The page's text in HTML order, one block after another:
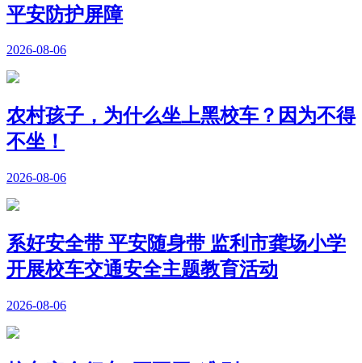
平安防护屏障
2026-08-06
农村孩子，为什么坐上黑校车？因为不得
不坐！
2026-08-06
系好安全带 平安随身带 监利市龚场小学
开展校车交通安全主题教育活动
2026-08-06